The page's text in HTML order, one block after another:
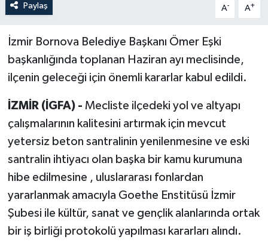
Paylaş A- A+
İzmir Bornova Belediye Başkanı Ömer Eşki
başkanlığında toplanan Haziran ayı meclisinde,
ilçenin geleceği için önemli kararlar kabul edildi.
İZMİR (İGFA) - Mecliste ilçedeki yol ve altyapı
çalışmalarının kalitesini artırmak için mevcut
yetersiz beton santralinin yenilenmesine ve eski
santralin ihtiyacı olan başka bir kamu kurumuna
hibe edilmesine , uluslararası fonlardan
yararlanmak amacıyla Goethe Enstitüsü İzmir
Şubesi ile kültür, sanat ve gençlik alanlarında ortak
bir iş birliği protokolü yapılması kararları alındı.